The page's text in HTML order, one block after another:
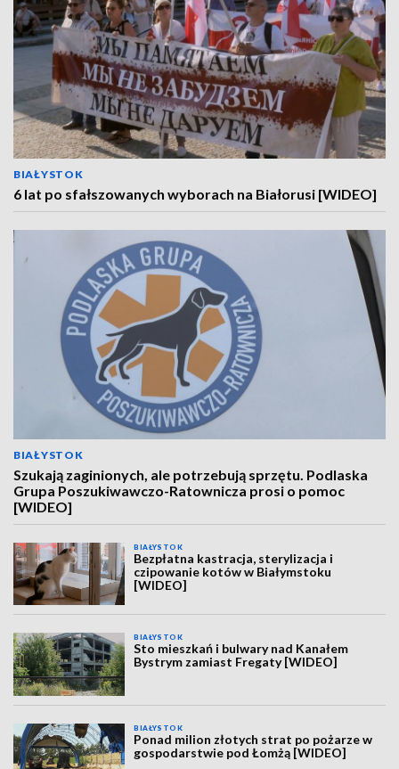
BIAŁYSTOK
6 lat po sfałszowanych wyborach na Białorusi [WIDEO]
BIAŁYSTOK
Szukają zaginionych, ale potrzebują sprzętu. Podlaska
Grupa Poszukiwawczo-Ratownicza prosi o pomoc
[WIDEO]
BIAŁYSTOK
Bezpłatna kastracja, sterylizacja i
czipowanie kotów w Białymstoku
[WIDEO]
BIAŁYSTOK
Sto mieszkań i bulwary nad Kanałem
Bystrym zamiast Fregaty [WIDEO]
BIAŁYSTOK
Ponad milion złotych strat po pożarze w
gospodarstwie pod Łomżą [WIDEO]